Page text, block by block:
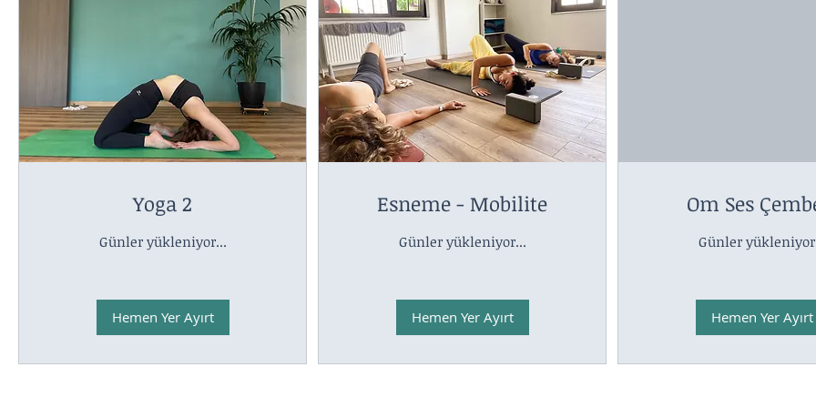
Yoga 2
Günler yükleniyor...
Hemen Yer Ayırt
Esneme - Mobilite
Günler yükleniyor...
Hemen Yer Ayırt
Om Ses
Günler
Hemen Yer Ayırt